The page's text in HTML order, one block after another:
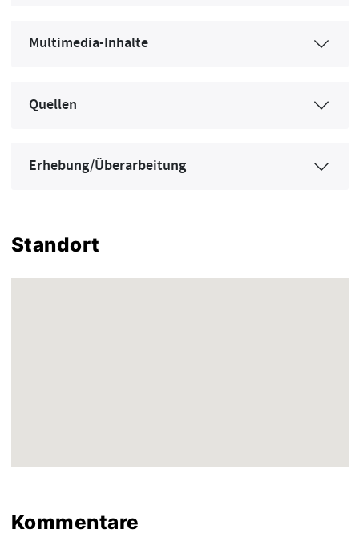
Multimedia-Inhalte
Quellen
Erhebung/Überarbeitung
Standort
Kommentare